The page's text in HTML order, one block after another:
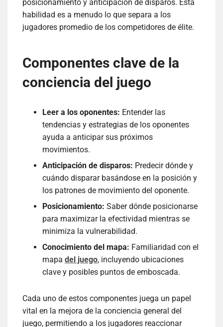
posicionamiento y anticipación de disparos. Esta
habilidad es a menudo lo que separa a los
jugadores promedio de los competidores de élite.
Componentes clave de la
conciencia del juego
Leer a los oponentes: Entender las
tendencias y estrategias de los oponentes
ayuda a anticipar sus próximos
movimientos.
Anticipación de disparos: Predecir dónde y
cuándo disparar basándose en la posición y
los patrones de movimiento del oponente.
Posicionamiento: Saber dónde posicionarse
para maximizar la efectividad mientras se
minimiza la vulnerabilidad.
Conocimiento del mapa: Familiaridad con el
mapa del juego, incluyendo ubicaciones
clave y posibles puntos de emboscada.
Cada uno de estos componentes juega un papel
vital en la mejora de la conciencia general del
juego, permitiendo a los jugadores reaccionar